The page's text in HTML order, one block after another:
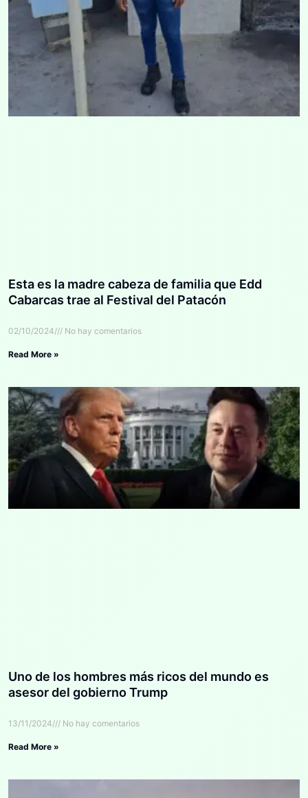
Esta es la madre cabeza de familia que Edd
Cabarcas trae al Festival del Patacón
02/10/2024 No hay comentarios
Read More »
Uno de los hombres más ricos del mundo es
asesor del gobierno Trump
13/11/2024 No hay comentarios
Read More »